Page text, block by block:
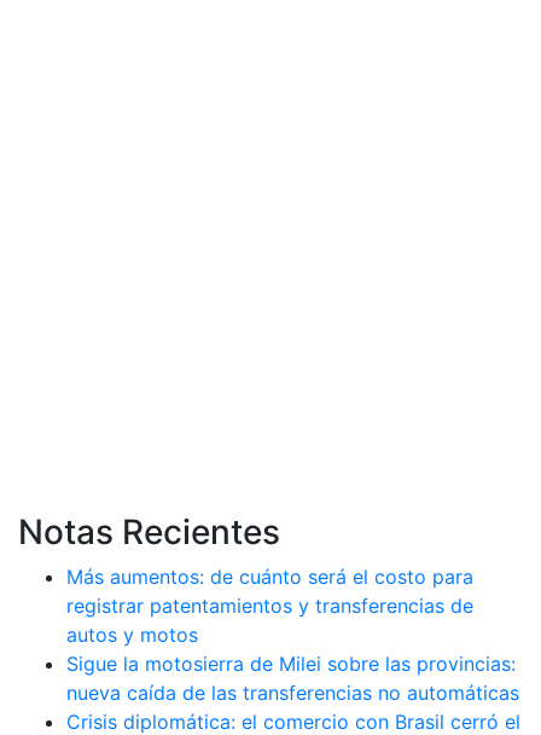
Notas Recientes
Más aumentos: de cuánto será el costo para
registrar patentamientos y transferencias de
autos y motos
Sigue la motosierra de Milei sobre las provincias:
nueva caída de las transferencias no automáticas
Crisis diplomática: el comercio con Brasil cerró el